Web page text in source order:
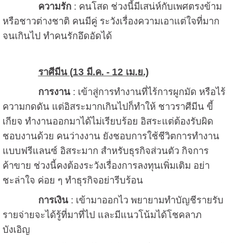
ความรัก: คนโสด ช่วงนี้มีเสน่ห์กับเพศตรงข้าม
หรือชาวต่างชาติ คนมีคู่ ระวังเรื่องความเอาแต่ใจที่มาก
จนเกินไป ทำคนรักอึดอัดได้
ราศีมีน (13 มี.ค. - 12 เม.ย.)
การงาน: เข้าสู่การทำงานที่ไร้การผูกมัด หรือไร้
ความกดดัน แต่อิสระมากเกินไปก็ทำให้ ชาวราศีมีน ขี้
เกียจ ทำงานออกมาได้ไม่เรียบร้อย อิสระแต่ต้องรับผิด
ชอบงานด้วย คนว่างงาน ยังชอบการใช้ชีวิตการทำงาน
แบบฟรีแลนซ์ อิสระมาก สำหรับธุรกิจส่วนตัว กิจการ
ค้าขาย ช่วงนี้คงต้องระวังเรื่องการลงทุนเพิ่มเติม อย่า
ชะล่าใจ ค่อย ๆ ทำธุรกิจอย่ารีบร้อน
การเงิน: เข้ามาออกไว พยายามทำบัญชีรายรับ
รายจ่ายจะได้รู้ที่มาที่ไป และมีแนวโน้มได้โชคลาภ
บังเอิญ